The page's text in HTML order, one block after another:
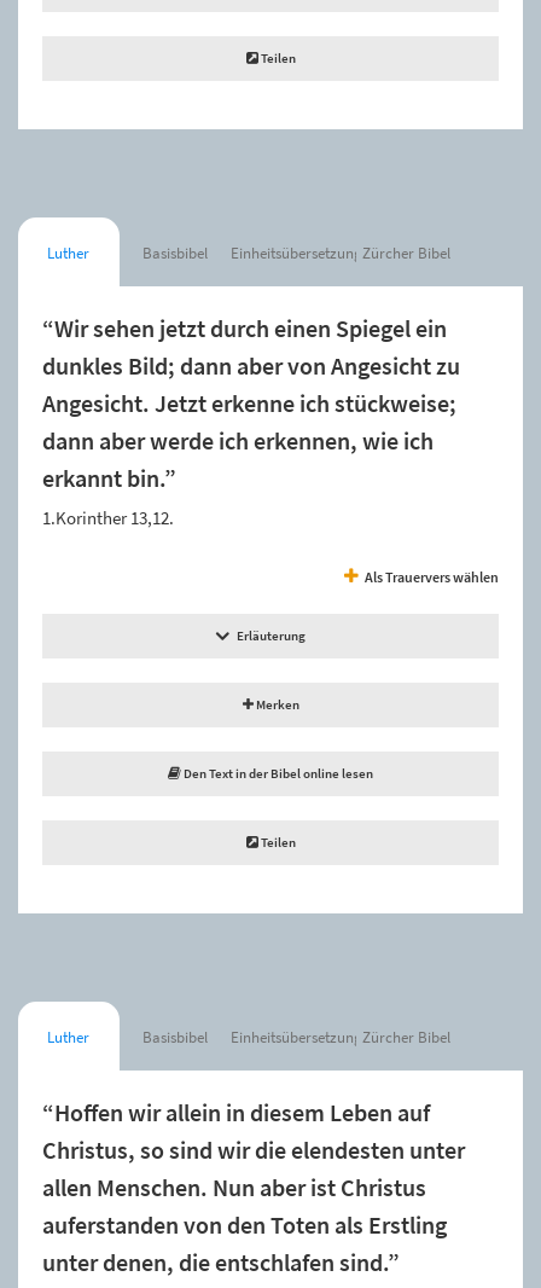
Teilen
Luther Basisbibel Einheitsübersetzung Zürcher Bibel
“Wir sehen jetzt durch einen Spiegel ein
dunkles Bild; dann aber von Angesicht zu
Angesicht. Jetzt erkenne ich stückweise;
dann aber werde ich erkennen, wie ich
erkannt bin.”
1.Korinther 13,12.
Als Trauervers wählen
Erläuterung
Merken
Den Text in der Bibel online lesen
Teilen
Luther Basisbibel Einheitsübersetzung Zürcher Bibel
“Hoffen wir allein in diesem Leben auf
Christus, so sind wir die elendesten unter
allen Menschen. Nun aber ist Christus
auferstanden von den Toten als Erstling
unter denen, die entschlafen sind.”